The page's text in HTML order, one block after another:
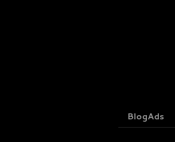
BlogAds